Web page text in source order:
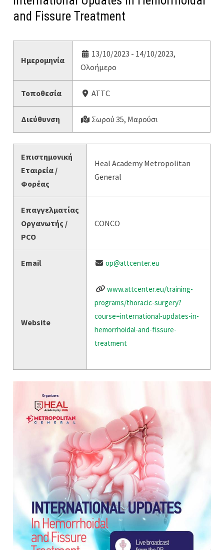
and Fissure Treatment
Ημερομηνία
13/10/2023 - 14/10/2023,
Ολοήμερο
Τοποθεσία ATTC
Διεύθυνση Σωρού 35, Μαρούσι
Επιστημονική
Εταιρεία /
Φορέας
Heal Academy Metropolitan
General
Επαγγελματίας
Οργανωτής /
PCO
CONCO
Email op@attcenter.eu
Website
www.attcenter.eu/training-
programs/thoracic-surgery?
course=international-updates-in-
hemorrhoidal-and-fissure-
treatment